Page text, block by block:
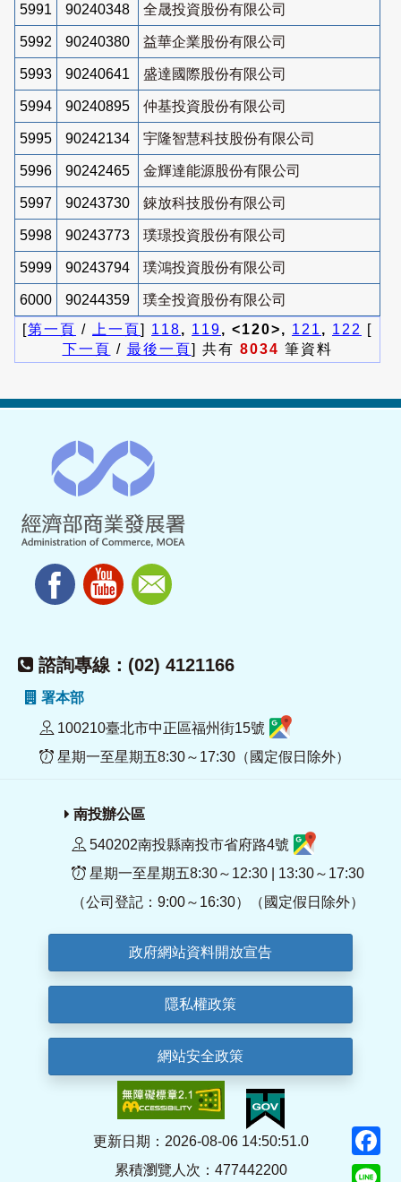
5991 90240348 全晟投資股份有限公司
5992 90240380 益華企業股份有限公司
5993 90240641 盛達國際股份有限公司
5994 90240895 仲基投資股份有限公司
5995 90242134 宇隆智慧科技股份有限公司
5996 90242465 金輝達能源股份有限公司
5997 90243730 錸放科技股份有限公司
5998 90243773 璞璟投資股份有限公司
5999 90243794 璞鴻投資股份有限公司
6000 90244359
璞全投資股份有限公司
[第一頁 / 上一頁] 118, 119, <120>, 121 , 122
[
下一頁 / 最後一頁] 共有 8034 筆資料
諮詢專線：(02) 4121166
署本部
100210臺北市中正區福州街15號
星期一至星期五8:30～17:30（國定假日除外）
南投辦公區
540202南投縣南投市省府路4號
星期一至星期五8:30～12:30 | 13:30～17:30
（公司登記：9:00～16:30）（國定假日除外）
政府網站資料開放宣告
隱私權政策
網站安全政策
更新日期：2026-08-06 14:50:51.0
累積瀏覽人次：477442200